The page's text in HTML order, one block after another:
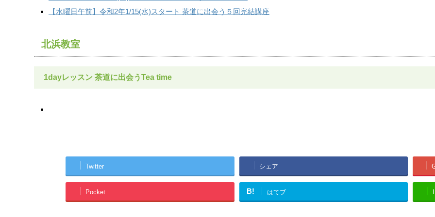
【水曜日午前】令和2年1/15(水)スタート 茶道に出会う５回完結講座
北浜教室
1dayレッスン 茶道に出会うTea time
Twitter シェア
Pocket B! はてブ